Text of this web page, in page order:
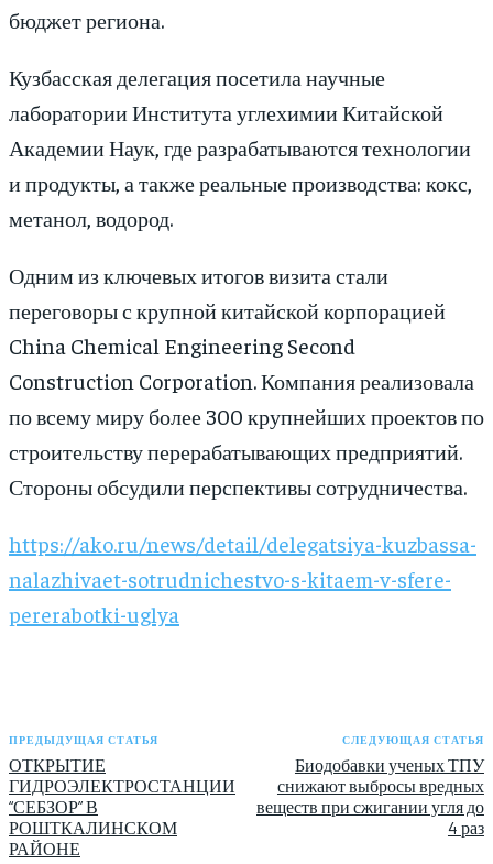
бюджет региона.
Кузбасская делегация посетила научные
лаборатории Института углехимии Китайской
Академии Наук, где разрабатываются технологии
и продукты, а также реальные производства: кокс,
метанол, водород.
Одним из ключевых итогов визита стали
переговоры с крупной китайской корпорацией
China Chemical Engineering Second
Construction Corporation. Компания реализовала
по всему миру более 300 крупнейших проектов по
строительству перерабатывающих предприятий.
Стороны обсудили перспективы сотрудничества.
https://ako.ru/news/detail/delegatsiya-kuzbassa-
nalazhivaet-sotrudnichestvo-s-kitaem-v-sfere-
pererabotki-uglya
ПРЕДЫДУЩАЯ СТАТЬЯ
ОТКРЫТИЕ
ГИДРОЭЛЕКТРОСТАНЦИИ
“СЕБЗОР” В
РОШТКАЛИНСКОМ
РАЙОНЕ
СЛЕДУЮЩАЯ СТАТЬЯ
Биодобавки ученых ТПУ
снижают выбросы вредных
веществ при сжигании угля до
4 раз